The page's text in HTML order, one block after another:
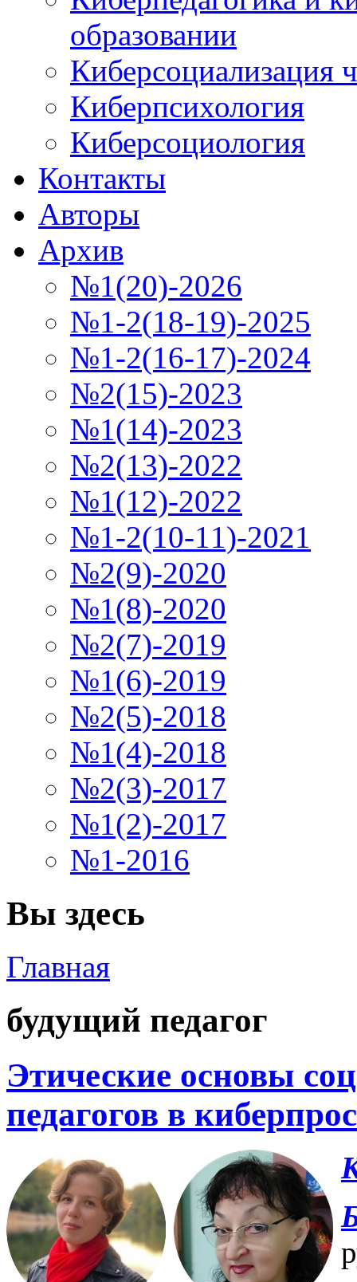
образовании
Киберсоциализация
Киберпсихология
Киберсоциология
Контакты
Авторы
Архив
№1(20)-2026
№1-2(18-19)-2025
№1-2(16-17)-2024
№2(15)-2023
№1(14)-2023
№2(13)-2022
№1(12)-2022
№1-2(10-11)-2021
№2(9)-2020
№1(8)-2020
№2(7)-2019
№1(6)-2019
№2(5)-2018
№1(4)-2018
№2(3)-2017
№1(2)-2017
№1-2016
Вы здесь
Главная
будущий педагог
Этические основы
педагогов в